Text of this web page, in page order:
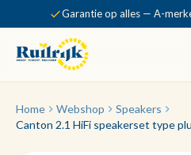
Garantie op alles — A-
Home Webshop
Speakers
Canton 2.1 HiFi speakerset type